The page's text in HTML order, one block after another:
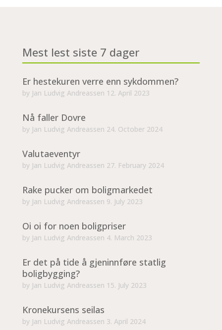
Mest lest siste 7 dager
Er hestekuren verre enn sykdommen?
by Jan Ludvig Andreassen 12. April 2023
Nå faller Dovre
by Jan Ludvig Andreassen 24. October 2024
Valutaeventyr
by Jan Ludvig Andreassen 27. February 2024
Rake pucker om boligmarkedet
by Jan Ludvig Andreassen 9. July 2023
Oi oi for noen boligpriser
by Jan Ludvig Andreassen 4. March 2023
Er det på tide å gjeninnføre statlig
boligbygging?
by Jan Ludvig Andreassen 15. July 2023
Kronekursens seilas
by Jan Ludvig Andreassen 3. April 2024